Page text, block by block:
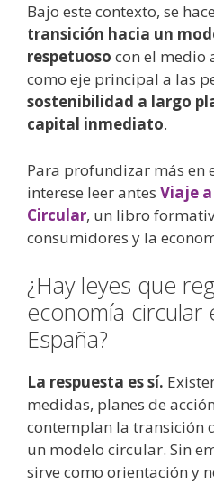
Bajo este contexto, se hace
transición hacia un
respetuoso con el medio
como eje principal a las
sostenibilidad a largo
capital inmediato.
Para profundizar más en
interese leer antes Viaje
Circular, un libro
consumidores y la
¿Hay leyes que
economía circular
España?
La respuesta es sí.
medidas, planes de
contemplan la transición
un modelo circular. Sin
sirve como orientación y